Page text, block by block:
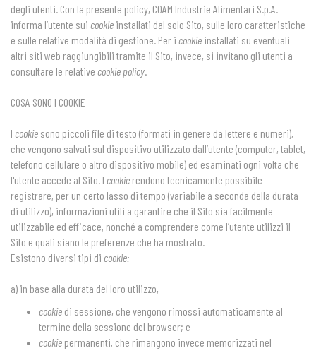
ESHOP
CONTATTI
SEGUICI
degli utenti. Con la presente policy, COAM Industrie Alimentari S.p.A.
informa l’utente sui cookie installati dal solo Sito, sulle loro caratteristiche
e sulle relative modalità di gestione. Per i cookie installati su eventuali
altri siti web raggiungibili tramite il Sito, invece, si invitano gli utenti a
consultare le relative cookie policy.
COSA SONO I COOKIE
I cookie sono piccoli file di testo (formati in genere da lettere e numeri),
che vengono salvati sul dispositivo utilizzato dall’utente (computer, tablet,
telefono cellulare o altro dispositivo mobile) ed esaminati ogni volta che
l'utente accede al Sito. I cookie rendono tecnicamente possibile
registrare, per un certo lasso di tempo (variabile a seconda della durata
di utilizzo), informazioni utili a garantire che il Sito sia facilmente
utilizzabile ed efficace, nonché a comprendere come l’utente utilizzi il
Sito e quali siano le preferenze che ha mostrato.
Esistono diversi tipi di cookie:
a) in base alla durata del loro utilizzo,
cookie di sessione, che vengono rimossi automaticamente al
termine della sessione del browser; e
cookie permanenti, che rimangono invece memorizzati nel